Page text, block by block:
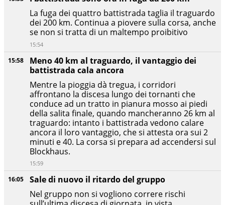
16:05
Sale di nuovo il ritardo del gruppo
Nel gruppo non si vogliono correre rischi
15:58
Meno 40 km al traguardo, il vantaggio dei
battistrada cala ancora
Mentre la pioggia dà tregua, i corridori
affrontano la discesa lungo dei tornanti che
conduce ad un tratto in pianura mosso ai piedi
della salita finale, quando mancheranno 26 km al
traguardo: intanto i battistrada vedono calare
ancora il loro vantaggio, che si attesta ora sui 2
minuti e 40. La corsa si prepara ad accendersi sul
Blockhaus.
15:59
La fuga dei quattro battistrada taglia il traguardo
dei 200 km. Continua a piovere sulla corsa, anche
se non si tratta di un maltempo proibitivo
15:54